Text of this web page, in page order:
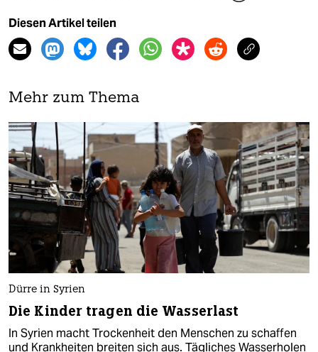
Diesen Artikel teilen
Mehr zum Thema
Dürre in Syrien
Die Kinder tragen die Wasserlast
In Syrien macht Trockenheit den Menschen zu schaffen
und Krankheiten breiten sich aus. Tägliches Wasserholen